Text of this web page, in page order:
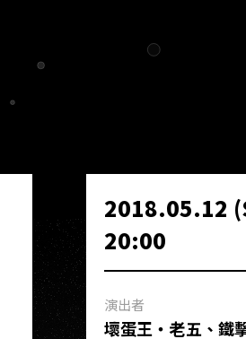
2018.05.12
20:00
演出者
壞蛋王・老五、鐵